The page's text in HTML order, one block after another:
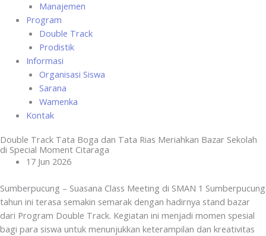
Manajemen
Program
Double Track
Prodistik
Informasi
Organisasi Siswa
Sarana
Wamenka
Kontak
Double Track Tata Boga dan Tata Rias Meriahkan Bazar Sekolah
di Special Moment Citaraga
17 Jun 2026
Sumberpucung – Suasana Class Meeting di SMAN 1 Sumberpucung
tahun ini terasa semakin semarak dengan hadirnya stand bazar
dari Program Double Track. Kegiatan ini menjadi momen spesial
bagi para siswa untuk menunjukkan keterampilan dan kreativitas